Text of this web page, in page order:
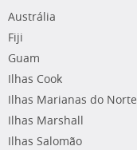
Austrália
Fiji
Guam
Ilhas Cook
Ilhas Marianas do Norte
Ilhas Marshall
Ilhas Salomão